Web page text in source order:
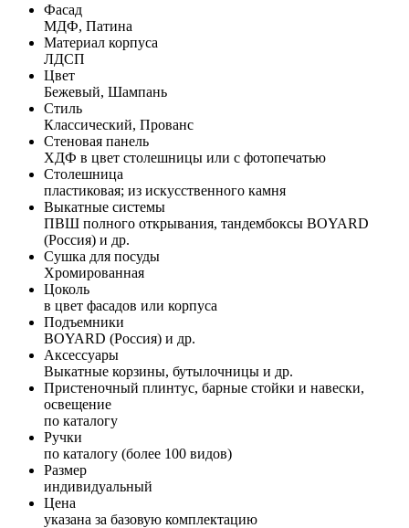
Фасад
МДФ, Патина
Материал корпуса
ЛДСП
Цвет
Бежевый, Шампань
Стиль
Классический, Прованс
Стеновая панель
ХДФ в цвет столешницы или с фотопечатью
Столешница
пластиковая; из искусственного камня
Выкатные системы
ПВШ полного открывания, тандембоксы BOYARD
(Россия) и др.
Сушка для посуды
Хромированная
Цоколь
в цвет фасадов или корпуса
Подъемники
BOYARD (Россия) и др.
Аксессуары
Выкатные корзины, бутылочницы и др.
Пристеночный плинтус, барные стойки и навески,
освещение
по каталогу
Ручки
по каталогу (более 100 видов)
Размер
индивидуальный
Цена
указана за базовую комплектацию